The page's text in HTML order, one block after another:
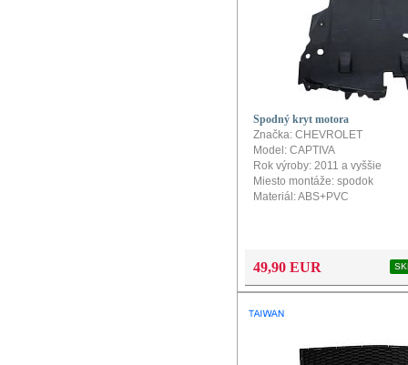
Spodný kryt motora
Značka: CHEVROLET
Model: CAPTIVA
Rok výroby: 2011 a vyššie
Miesto montáže: spodok
Materiál: ABS+PVC
49,90 EUR